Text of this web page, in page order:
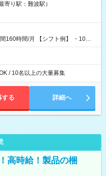
寄り駅：難波駅）
シフト例】 ・10：
/ 10名以上の大量募集
する 詳細へ
高時給！製品の梱